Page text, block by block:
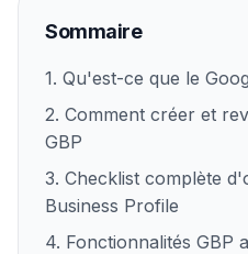
Sommaire
1. Qu'est-ce que le
2. Comment créer et
GBP
3. Checklist complète
Business Profile
4. Fonctionnalités GBP